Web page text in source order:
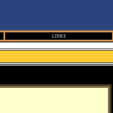
LINKS